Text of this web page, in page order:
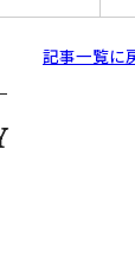
記事一覧に